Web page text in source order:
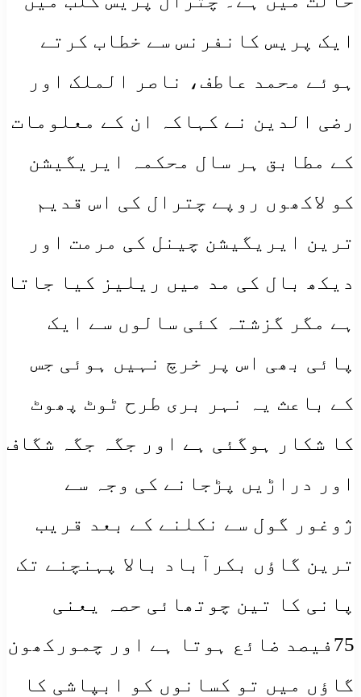
ایک پریس کانفرنس سے خطاب کرتے
ہوئے محمد عاطف، ناصر الملک اور
رضی الدین نے کہاکہ ان کے معلومات
کے مطابق ہر سال محکمہ ایریگیشن
کو لاکھوں روپے چترال کی اس قدیم
ترین ایریگیشن چینل کی مرمت اور
دیکھ بال کی مد میں ریلیز کیا جاتا
ہے مگر گزشتہ کئی سالوں سے ایک
پائی بھی اس پر خرچ نہیں ہوئی جس
کے باعث یہ نہر بری طرح ٹوٹ پھوٹ
کا شکار ہوگئی ہے اور جگہ جگہ شگاف
اور دراڑیں پڑجانے کی وجہ سے
ژوغور گول سے نکلنے کے بعد قریب
ترین گاؤں بکرآباد بالا پہنچنے تک
پانی کا تین چوتھائی حصہ یعنی
75فیصد ضائع ہوتا ہے اور چمورکھون
گاؤں میں تو کسانوں کو ابپاشی کا